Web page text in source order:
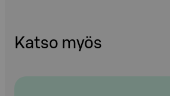
Katso myös